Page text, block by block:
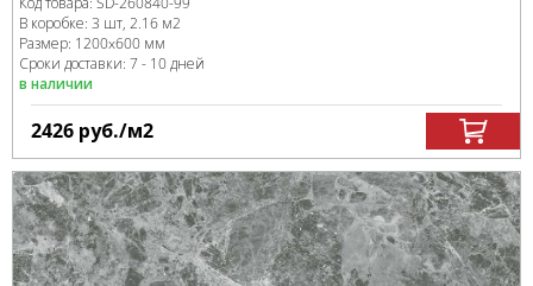
В коробке: 3 шт, 2.16 м2
Размер: 1200x600 мм
Сроки доставки: 7 - 10 дней
в наличии
2426 руб./м2